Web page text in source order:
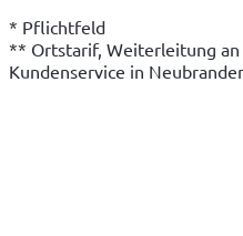
* Pflichtfeld
** Ortstarif, Weiterleitung an
Kundenservice in